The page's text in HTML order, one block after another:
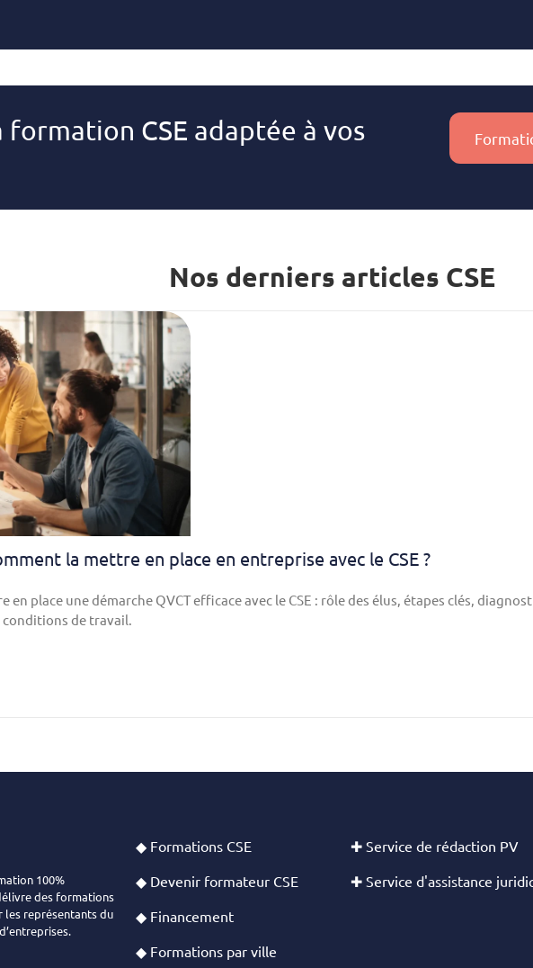
formation CSE adaptée à vos
Nos derniers articles CSE
la mettre en place en entreprise avec le CSE ?
en place une démarche QVCT efficace avec le CSE : rôle des élus, étapes clés,
de travail.
100%
des formations
les représentants du
◆ Formations CSE
◆ Devenir formateur CSE
◆ Financement
◆ Formations par ville
✚ Service de rédaction PV
✚ Service d'assistance